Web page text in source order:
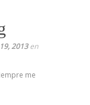
2013en
me